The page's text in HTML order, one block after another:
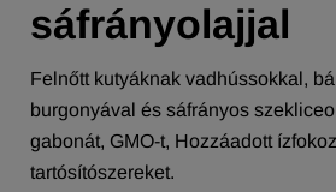
sáfrányolajjal
Felnőtt kutyáknak vadhússokkal,
burgonyával és sáfrányos
gabonát, GMO-t, Hozzáadott
tartósítószereket.